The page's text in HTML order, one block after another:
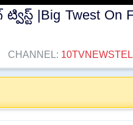
|Big Twest On
CHANNEL: